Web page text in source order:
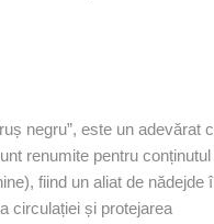
negru”, este un adevărat
renumite pentru conținutul
fiind un aliat de nădejde
circulației și protejarea